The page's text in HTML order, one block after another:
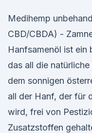
Medihemp
CBD/CBDA) -
Hanfsamenöl ist ein
das all die
dem sonnigen
all der Hanf, der für
wird, frei von
Zusatzstoffen